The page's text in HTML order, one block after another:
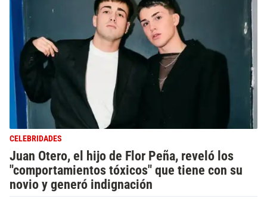
CELEBRIDADES
Juan Otero, el hijo de Flor Peña, reveló los
"comportamientos tóxicos" que tiene con su
novio y generó indignación